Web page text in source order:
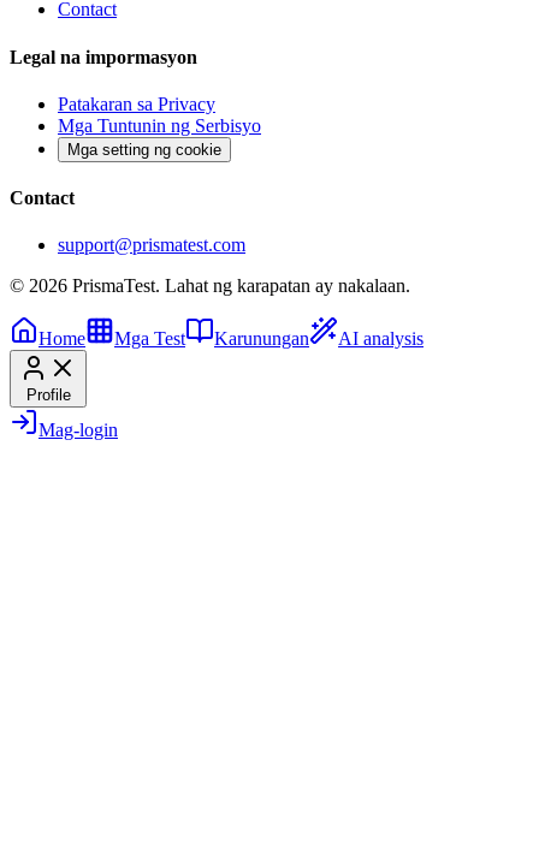
Contact
Legal na impormasyon
Patakaran sa Privacy
Mga Tuntunin ng Serbisyo
Mga setting ng cookie
Contact
support@prismatest.com
© 2026 PrismaTest. Lahat ng karapatan ay nakalaan.
Home Mga Test Karunungan AI analysis
Profile
Mag-login